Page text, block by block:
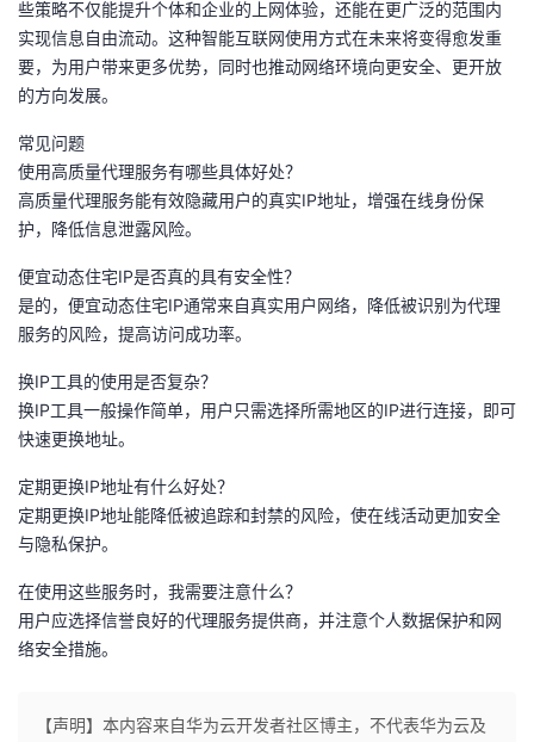
些策略不仅能提升个体和企业的上网体验，还能在更广泛的范围内
实现信息自由流动。这种智能互联网使用方式在未来将变得愈发重
要，为用户带来更多优势，同时也推动网络环境向更安全、更开放
的方向发展。
常见问题
使用高质量代理服务有哪些具体好处？
高质量代理服务能有效隐藏用户的真实IP地址，增强在线身份保
护，降低信息泄露风险。
便宜动态住宅IP是否真的具有安全性？
是的，便宜动态住宅IP通常来自真实用户网络，降低被识别为代理
服务的风险，提高访问成功率。
换IP工具的使用是否复杂？
换IP工具一般操作简单，用户只需选择所需地区的IP进行连接，即可
快速更换地址。
定期更换IP地址有什么好处？
定期更换IP地址能降低被追踪和封禁的风险，使在线活动更加安全
与隐私保护。
在使用这些服务时，我需要注意什么？
用户应选择信誉良好的代理服务提供商，并注意个人数据保护和网
络安全措施。
【声明】本内容来自华为云开发者社区博主，不代表华为云及